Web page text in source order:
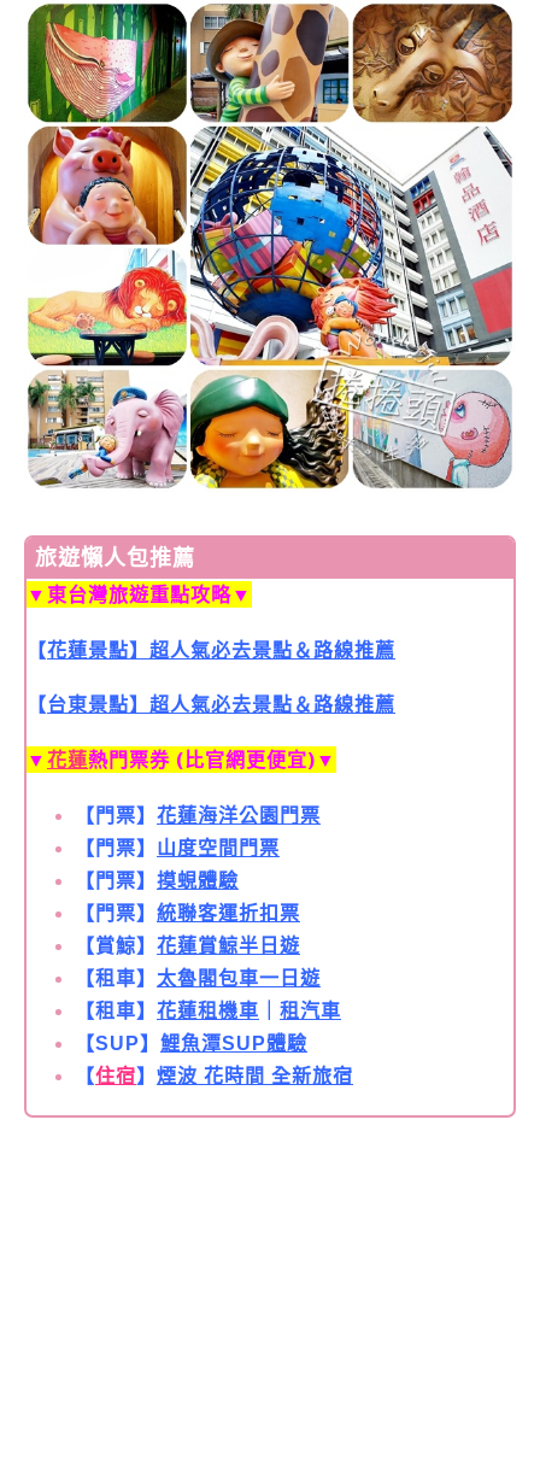
旅遊懶人包推薦
▼ 東台灣旅遊重點攻略▼
【花蓮景點】超人氣必去景點＆路線推薦
【台東景點】超人氣必去景點＆路線推薦
▼花蓮熱門票券 (比官網更便宜)▼
【門票】 花蓮海洋公園門票
【門票】 山度空間門票
【門票】 摸蜆體驗
【門票】 統聯客運折扣票
【賞鯨】 花蓮賞鯨半日遊
【租車】 太魯閣包車一日遊
【租車】 花蓮租機車
租汽車
【SUP】 鯉魚潭SUP體驗
【住宿】 煙波 花時間 全新旅宿